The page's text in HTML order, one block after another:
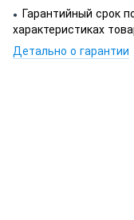
● Гарантийный срок
характеристиках
Детально о гарантии